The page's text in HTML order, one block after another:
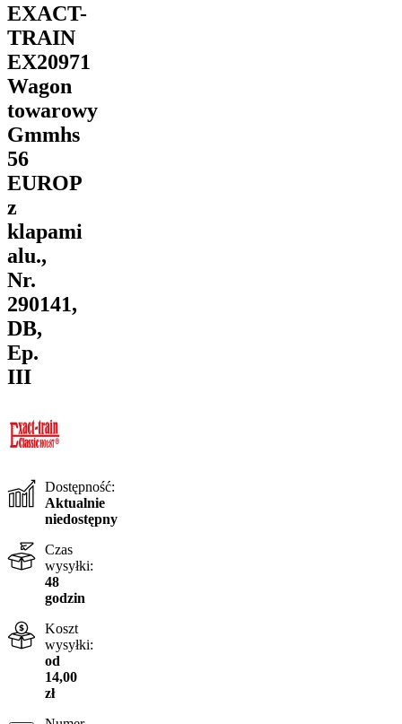
EXACT-
TRAIN
EX20971
Wagon
towarowy
Gmmhs
56
EUROP
z
klapami
alu.,
Nr.
290141,
DB,
Ep.
III
Dostępność:
Aktualnie
niedostępny
Czas
wysyłki:
48
godzin
Koszt
wysyłki:
od
14,00
zł